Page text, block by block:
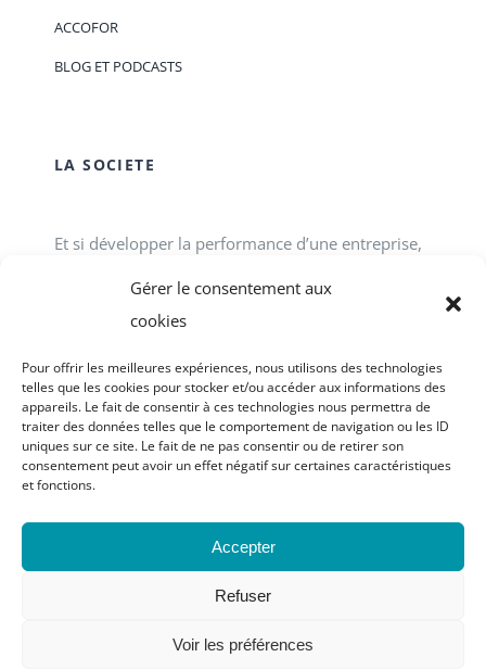
Gérer le consentement aux
cookies
Pour offrir les meilleures expériences, nous utilisons des technologies
telles que les cookies pour stocker et/ou accéder aux informations des
appareils. Le fait de consentir à ces technologies nous permettra de
traiter des données telles que le comportement de navigation ou les ID
uniques sur ce site. Le fait de ne pas consentir ou de retirer son
consentement peut avoir un effet négatif sur certaines caractéristiques
et fonctions.
Accepter
Refuser
Voir les préférences
ACCOFOR
BLOG ET PODCASTS
LA SOCIETE
Et si développer la performance d’une entreprise,
d’une association, d’un service public passait tout
simplement par le développement des talents
vous propose des formations-actions.
© Copyright 2023 - 2026 | site réalisé parGraphic
| Tous droits réservés |
Politique de confidentialité